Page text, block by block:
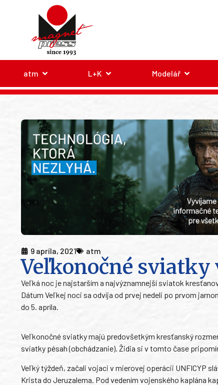
atm L+K Modelář
9 apríla, 2021 atm
Veľkonočné sviatky
Veľká noc je najstarším a najvýznamnejší sviatok
Dátum Veľkej noci sa odvíja od prvej nedeli po prvom
do 5. apríla.
Veľkonočné sviatky majú predovšetkým kresťanský
sviatky pésah (obchádzanie). Židia si v tomto čase
Veľký týždeň, začali vojaci v mierovej operácii UNFICYP
Krista do Jeruzalema. Pod vedením vojenského kaplána